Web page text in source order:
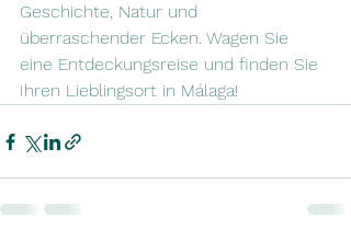
Geschichte, Natur und
überraschender Ecken. Wagen Sie
eine Entdeckungsreise und finden Sie
Ihren Lieblingsort in Málaga!